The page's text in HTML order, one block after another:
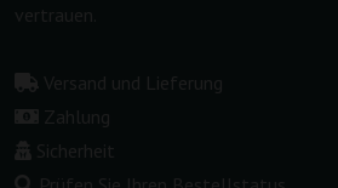
vertrauen.
Versand und Lieferung
Zahlung
Sicherheit